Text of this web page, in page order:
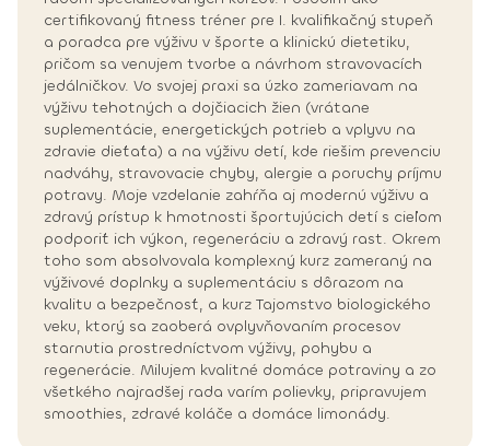
certifikovaný fitness tréner pre I. kvalifikačný stupeň
a poradca pre výživu v športe a klinickú dietetiku,
pričom sa venujem tvorbe a návrhom stravovacích
jedálničkov. Vo svojej praxi sa úzko zameriavam na
výživu tehotných a dojčiacich žien (vrátane
suplementácie, energetických potrieb a vplyvu na
zdravie dieťaťa) a na výživu detí, kde riešim prevenciu
nadváhy, stravovacie chyby, alergie a poruchy príjmu
potravy. Moje vzdelanie zahŕňa aj modernú výživu a
zdravý prístup k hmotnosti športujúcich detí s cieľom
podporiť ich výkon, regeneráciu a zdravý rast. Okrem
toho som absolvovala komplexný kurz zameraný na
výživové doplnky a suplementáciu s dôrazom na
kvalitu a bezpečnosť, a kurz Tajomstvo biologického
veku, ktorý sa zaoberá ovplyvňovaním procesov
starnutia prostredníctvom výživy, pohybu a
regenerácie. Milujem kvalitné domáce potraviny a zo
všetkého najradšej rada varím polievky, pripravujem
smoothies, zdravé koláče a domáce limonády.